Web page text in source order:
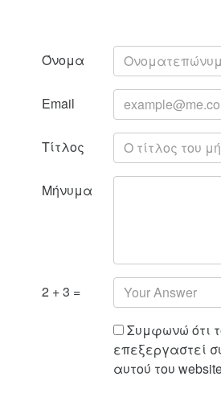
Όνομα
Email
Τίτλος
Μήνυμα
2 + 3 =
Συμφωνώ ότι
επεξεργαστεί
αυτού του